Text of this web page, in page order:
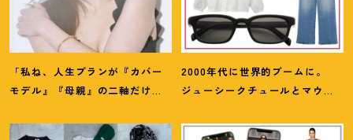
「私ね、人生プランが『カバー
モデル』『母親』の二軸だけな
き方】
2000年代に世界的ブームに。
ジューシークチュールとマウ
ド】6選